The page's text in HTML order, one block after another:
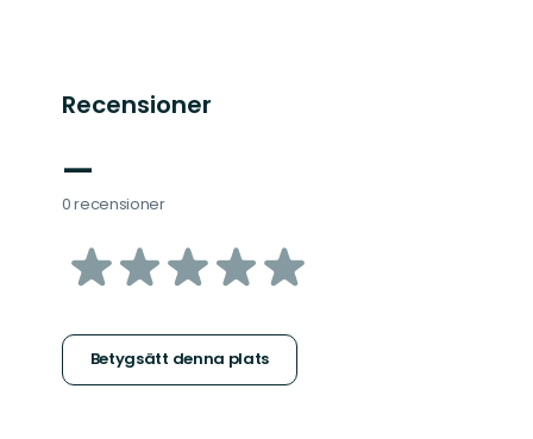
Recensioner
—
0 recensioner
av
stjärnor
Betygsätt denna plats